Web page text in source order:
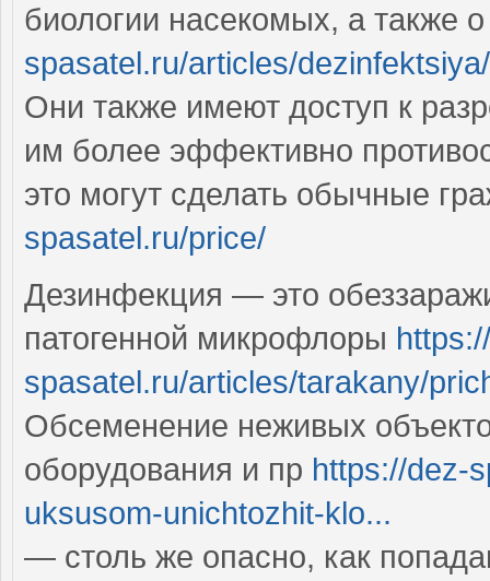
биологии насекомых, а также
spasatel.ru/articles/
Они также имеют доступ к
им более эффективно
это могут сделать обычные
spasatel.ru/price/
Дезинфекция — это
патогенной микрофлоры
spasatel.ru/articles/tarakany/
Обсеменение неживых
оборудования и пр https://dez-
uksusom-unichtozhit-klo...
— столь же опасно, как